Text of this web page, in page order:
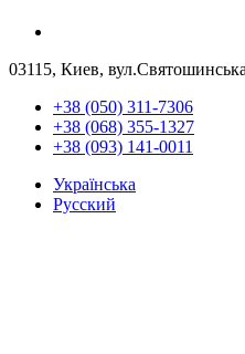
03115, Киев,
+38 (050) 311-7306
+38 (068) 355-1327
+38 (093) 141-0011
Українська
Русский